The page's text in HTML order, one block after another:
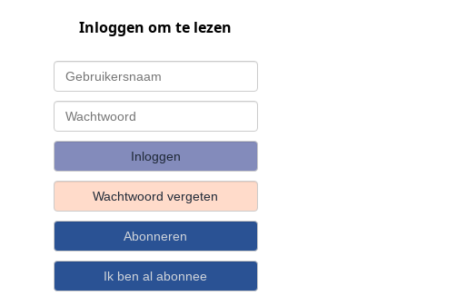
Inloggen om te lezen